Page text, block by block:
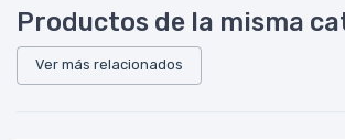
Productos de la misma
Ver más relacionados